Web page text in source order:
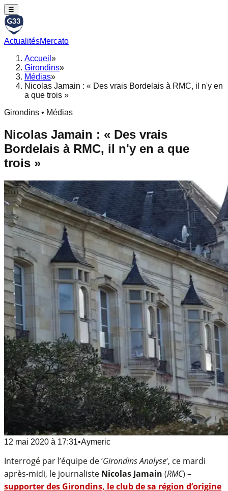
☰
ActualitésMercato
Accueil »
Girondins»
Médias»
Nicolas Jamain : « Des vrais Bordelais à RMC, il n'y en
a que trois »
Girondins • Médias
Nicolas Jamain : « Des vrais
Bordelais à RMC, il n'y en a que
trois »
12 mai 2020 à 17:31•Aymeric
Interrogé par l’équipe de ‘Girondins Analyse‘, ce mardi
après-midi, le journaliste Nicolas Jamain (RMC) –
supporter des Girondins, le club de sa région d’origine